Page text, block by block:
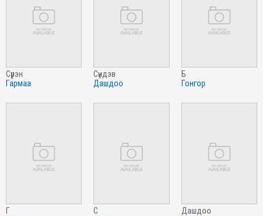
сүрэн
гармаа
сүндэв
дашдоо
б
гонгор
г
с
дашдоо